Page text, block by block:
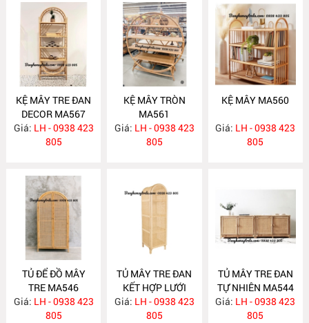
KỆ MÂY TRE ĐAN
DECOR MA567
Giá: LH - 0938 423
805
KỆ MÂY TRÒN
MA561
Giá: LH - 0938 423
805
KỆ MÂY MA560
Giá: LH - 0938 423
805
TỦ ĐỂ ĐỒ MÂY
TRE MA546
Giá: LH - 0938 423
805
TỦ MÂY TRE ĐAN
KẾT HỢP LƯỚI
MÂY MA545
Giá: LH - 0938 423
805
TỦ MÂY TRE ĐAN
TỰ NHIÊN MA544
Giá: LH - 0938 423
805